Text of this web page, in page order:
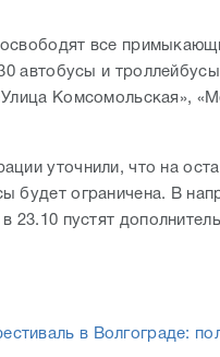
освободят все
автобусы и
Комсомольская»,
уточнили, что на
будет ограничена. В
23.10 пустят
в Волгограде: